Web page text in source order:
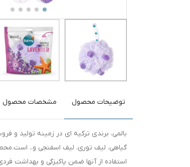
توضیحات محصول مشخصات محصول
بالمی، برندی ترکیه ای در زمینه تولید و
گیاهی، لیف توری، لیف اسفنجی و..
استفاده از آنها ضمن پاکیزگی و بهداشت